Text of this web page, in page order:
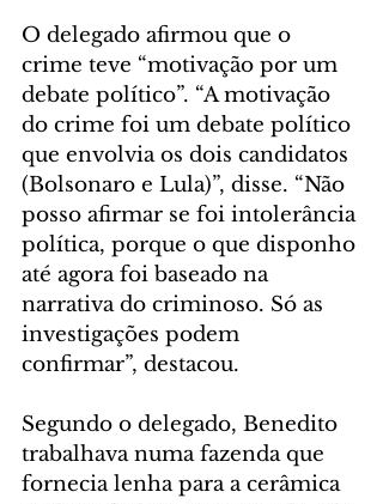
O delegado afirmou que o
crime teve “motivação por um
debate político”. “A motivação
do crime foi um debate político
que envolvia os dois candidatos
(Bolsonaro e Lula)”, disse. “Não
posso afirmar se foi intolerância
política, porque o que disponho
até agora foi baseado na
narrativa do criminoso. Só as
investigações podem
confirmar”, destacou.
Segundo o delegado, Benedito
trabalhava numa fazenda que
fornecia lenha para a cerâmica